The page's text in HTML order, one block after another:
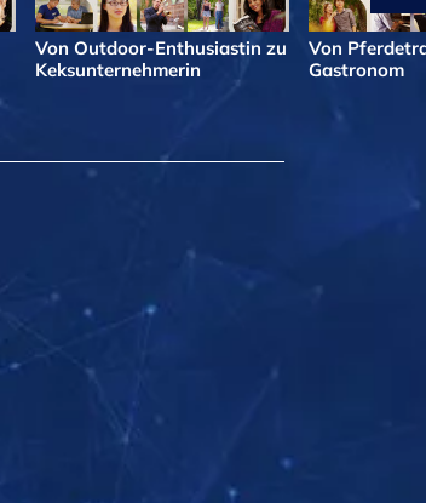
Von Outdoor-Enthusiastin zu
Keksunternehmerin
Von
Gastronom